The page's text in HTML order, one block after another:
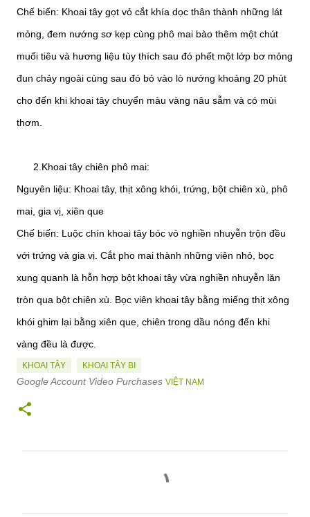
Chế biến: Khoai tây gọt vỏ cắt khía dọc thân thành những lát
mỏng, đem nướng sơ kẹp cùng phô mai bào thêm một chút
muối tiêu và hương liệu tùy thích sau đó phết một lớp bơ mỏng
đun chảy ngoài cùng sau đó bỏ vào lò nướng khoảng 20 phút
cho đến khi khoai tây chuyển màu vàng nâu sẫm và có mùi
thơm.
2.Khoai tây chiên phô mai:
Nguyên liệu: Khoai tây, thịt xông khói, trứng, bột chiên xù, phô
mai, gia vị, xiên que
Chế biến: Luộc chín khoai tây bóc vỏ nghiền nhuyễn trộn đều
với trứng và gia vị. Cắt pho mai thành những viên nhỏ, bọc
xung quanh là hỗn hợp bột khoai tây vừa nghiền nhuyễn lăn
tròn qua bột chiên xù. Bọc viên khoai tây bằng miếng thịt xông
khói ghim lại bằng xiên que, chiên trong dầu nóng đến khi
vàng đều là được.
KHOAI TÂY KHOAI TÂY BI
Google Account Video Purchases VIỆT NAM
ậ